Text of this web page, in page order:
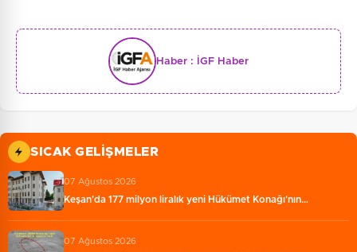
Haber : İGF Haber
SICAK GELIŞMELER
07 Ağustos 2026
Keşan'da 177 milyon liralık yeni Hükümet Konağı'nın…
07 Ağustos 2026